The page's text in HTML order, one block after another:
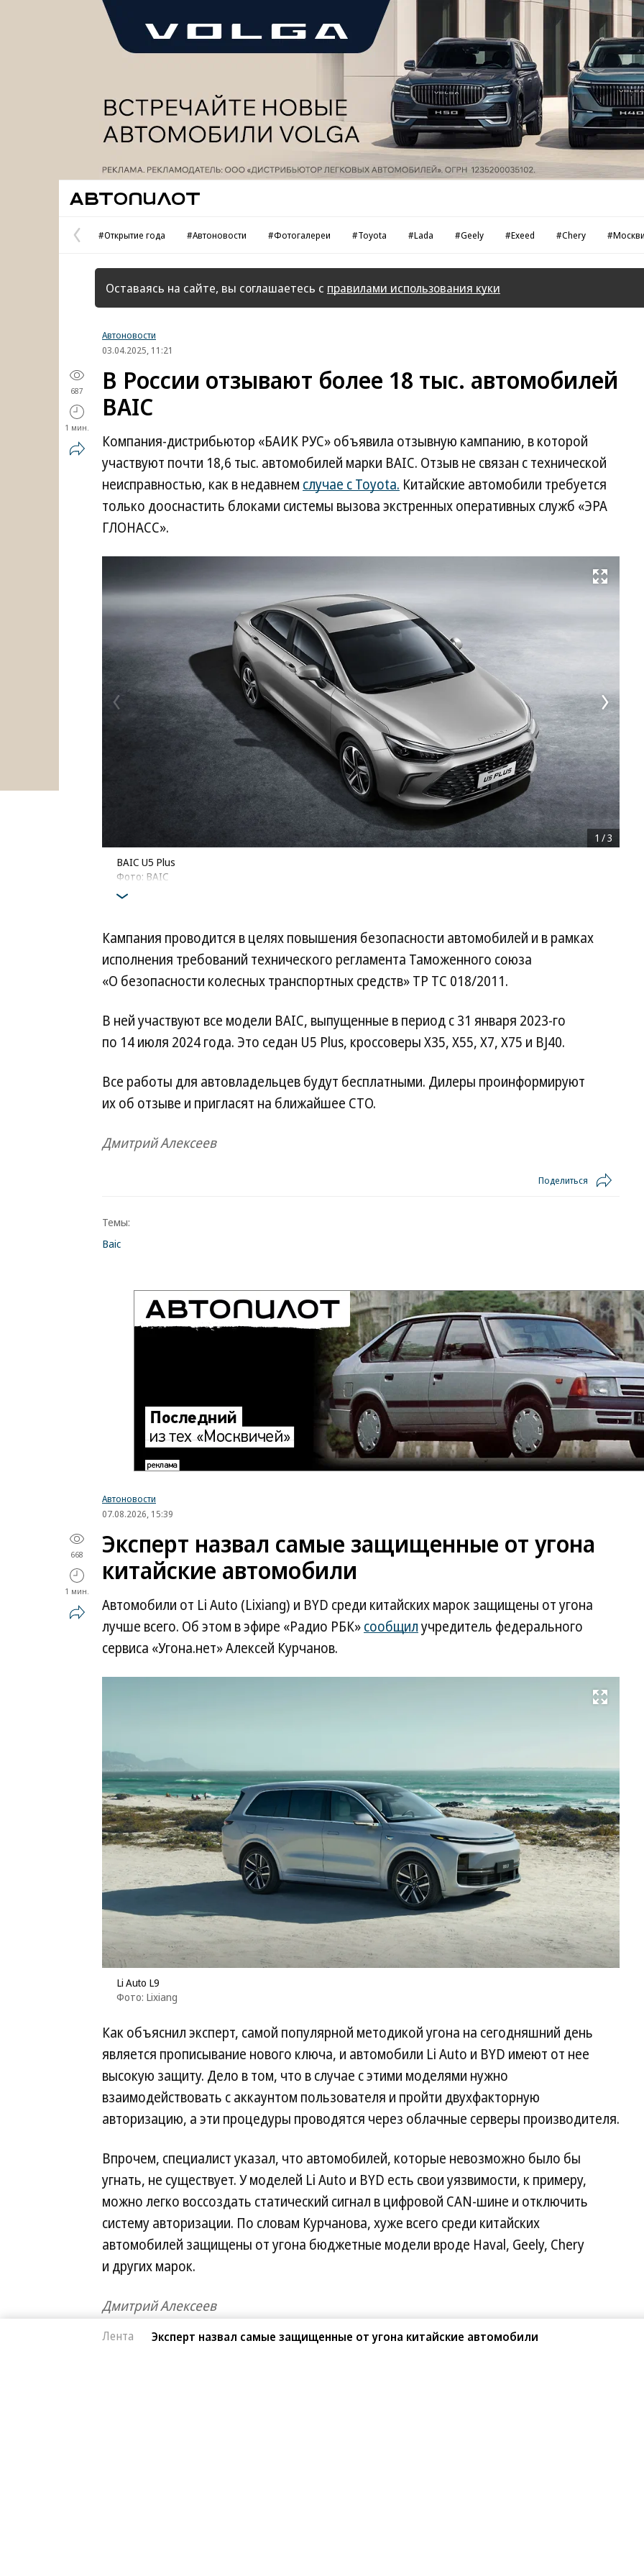
Предыдущая
страница
#Открытие года #Автоновости #Фотогалереи #Toyota #Lada #Geely #Exeed #Chery
Оставаясь на сайте, вы соглашаетесь с правилами использования куки
Автоновости
03.04.2025, 11:21
687
1 мин.
В России отзывают более 18 тыс. автомобилей
BAIC
Компания-дистрибьютор «БАИК РУС» объявила отзывную кампанию, в которой
участвуют почти 18,6 тыс. автомобилей марки BAIC. Отзыв не связан с технической
неисправностью, как в недавнем случае с Toyota. Китайские автомобили требуется
только дооснастить блоками системы вызова экстренных оперативных служб «ЭРА
ГЛОНАСС».
Развернуть на весь экран
BAIC U5 Plus
Фото: BAIC
1 /3
Кампания проводится в целях повышения безопасности автомобилей и в рамках
исполнения требований технического регламента Таможенного союза
«О безопасности колесных транспортных средств» ТР ТС 018/2011.
В ней участвуют все модели BAIC, выпущенные в период с 31 января 2023-го
по 14 июля 2024 года. Это седан U5 Plus, кроссоверы X35, X55, X7, X75 и BJ40.
Все работы для автовладельцев будут бесплатными. Дилеры проинформируют
их об отзыве и пригласят на ближайшее СТО.
Дмитрий Алексеев
Поделиться
Темы:
Baic
Автоновости
07.08.2026, 15:39
668
1 мин.
Эксперт назвал самые защищенные от угона
китайские автомобили
Автомобили от Li Auto (Lixiang) и BYD среди китайских марок защищены от угона
лучше всего. Об этом в эфире «Радио РБК»сообщилучредитель федерального
сервиса «Угона.нет» Алексей Курчанов.
Развернуть на весь экран
Li Auto L9
Фото: Lixiang
Как объяснил эксперт, самой популярной методикой угона на сегодняшний день
является прописывание нового ключа, и автомобили Li Auto и BYD имеют от нее
высокую защиту. Дело в том, что в случае с этими моделями нужно
взаимодействовать с аккаунтом пользователя и пройти двухфакторную
авторизацию, а эти процедуры проводятся через облачные серверы производителя.
Впрочем, специалист указал, что автомобилей, которые невозможно было бы
угнать, не существует. У моделей Li Auto и BYD есть свои уязвимости, к примеру,
можно легко воссоздать статический сигнал в цифровой CAN-шине и отключить
систему авторизации. По словам Курчанова, хуже всего среди китайских
автомобилей защищены от угона бюджетные модели вроде Haval, Geely, Chery
и других марок.
Дмитрий Алексеев
Лента Эксперт назвал самые защищенные от угона китайские автомобили